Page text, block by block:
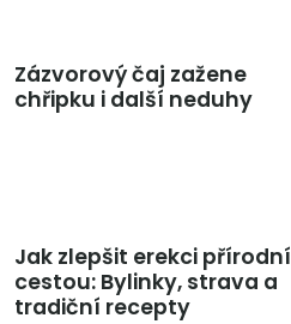
Zázvorový čaj zažene
chřipku i další neduhy
Jak zlepšit erekci přírodní
cestou: Bylinky, strava a
tradiční recepty